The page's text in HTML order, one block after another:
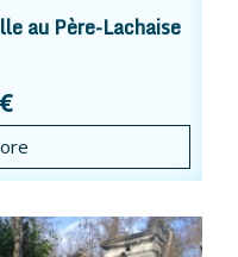
au Père-Lachaise